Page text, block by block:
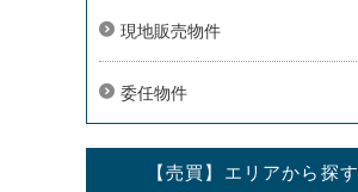
現地販売物件
委任物件
【売買】エリアから探す